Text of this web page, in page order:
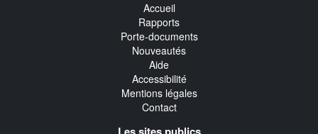
Accueil
Rapports
Porte-documents
Nouveautés
Aide
Accessibilité
Mentions légales
Contact